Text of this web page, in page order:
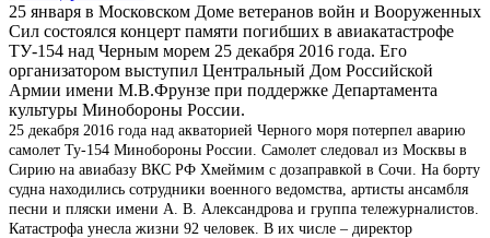
25 января в Московском Доме ветеранов войн и Вооруженных
Сил состоялся концерт памяти погибших в авиакатастрофе
ТУ-154 над Черным морем 25 декабря 2016 года. Его
организатором выступил Центральный Дом Российской
Армии имени М.В.Фрунзе при поддержке Департамента
культуры Минобороны России.
25 декабря 2016 года над акваторией Черного моря потерпел аварию
самолет Ту-154 Минобороны России. Самолет следовал из Москвы в
Сирию на авиабазу ВКС РФ Хмеймим с дозаправкой в Сочи. На борту
судна находились сотрудники военного ведомства, артисты ансамбля
песни и пляски имени А. В. Александрова и группа тележурналистов.
Катастрофа унесла жизни 92 человек. В их числе – директор